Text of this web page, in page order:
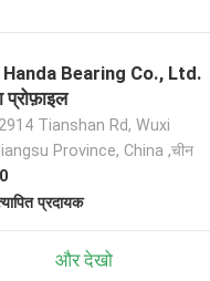
Bearing Co., Ltd.
प्रोफ़ाइल
Tianshan Rd, Wuxi
Province, China ,चीन
प्रदायक
और देखो